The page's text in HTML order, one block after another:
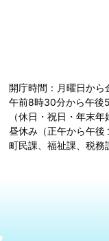
開庁時間：月曜日から
午前8時30分から午後
（休日・祝日・年末年
昼休み（正午から午後
町民課、福祉課、税務